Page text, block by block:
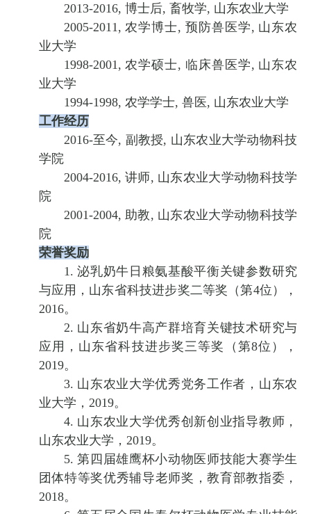
2013-2016, 博士后, 畜牧学, 山东农业大学
2005-2011, 农学博士, 预防兽医学, 山东农
业大学
1998-2001, 农学硕士, 临床兽医学, 山东农
业大学
1994-1998, 农学学士, 兽医, 山东农业大学
工作经历
2016-至今, 副教授, 山东农业大学动物科技
学院
2004-2016, 讲师, 山东农业大学动物科技学
院
2001-2004, 助教, 山东农业大学动物科技学
院
荣誉奖励
1. 泌乳奶牛日粮氨基酸平衡关键参数研究
与应用，山东省科技进步奖二等奖（第4位），
2016。
2. 山东省奶牛高产群培育关键技术研究与
应用，山东省科技进步奖三等奖（第8位），
2019。
3. 山东农业大学优秀党务工作者，山东农
业大学，2019。
4. 山东农业大学优秀创新创业指导教师，
山东农业大学，2019。
5. 第四届雄鹰杯小动物医师技能大赛学生
团体特等奖优秀辅导老师奖，教育部教指委，
2018。